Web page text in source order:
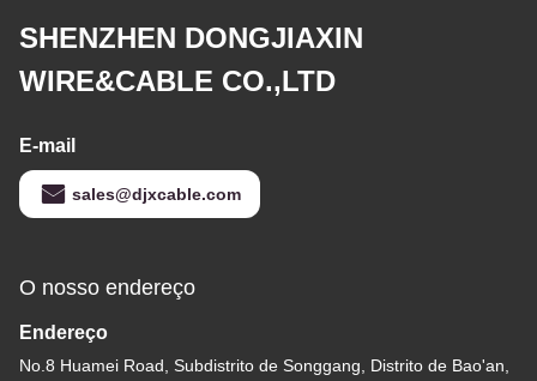
SHENZHEN DONGJIAXIN
WIRE&CABLE CO.,LTD
E-mail
sales@djxcable.com
O nosso endereço
Endereço
No.8 Huamei Road, Subdistrito de Songgang, Distrito de Bao'an,